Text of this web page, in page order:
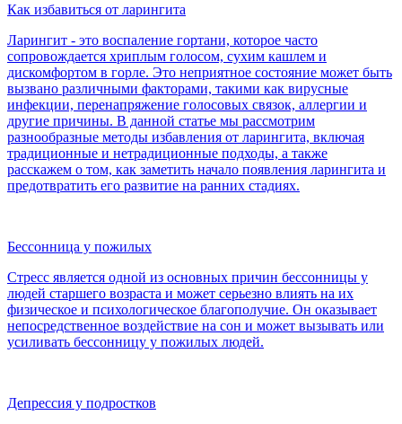
Как избавиться от ларингита
Ларингит - это воспаление гортани, которое часто
сопровождается хриплым голосом, сухим кашлем и
дискомфортом в горле. Это неприятное состояние может быть
вызвано различными факторами, такими как вирусные
инфекции, перенапряжение голосовых связок, аллергии и
другие причины. В данной статье мы рассмотрим
разнообразные методы избавления от ларингита, включая
традиционные и нетрадиционные подходы, а также
расскажем о том, как заметить начало появления ларингита и
предотвратить его развитие на ранних стадиях.
Бессонница у пожилых
Стресс является одной из основных причин бессонницы у
людей старшего возраста и может серьезно влиять на их
физическое и психологическое благополучие. Он оказывает
непосредственное воздействие на сон и может вызывать или
усиливать бессонницу у пожилых людей.
Депрессия у подростков